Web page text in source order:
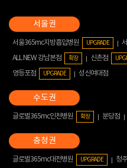
서울365mc지방흡입병원 UPGRADE
ALL NEW 강남본점 확장 신촌점
영등포점
UPGRADE 성신여대점
글로벌365mc인천병원 확장 분당점
글로벌365mc대전병원 UPGRADE 청